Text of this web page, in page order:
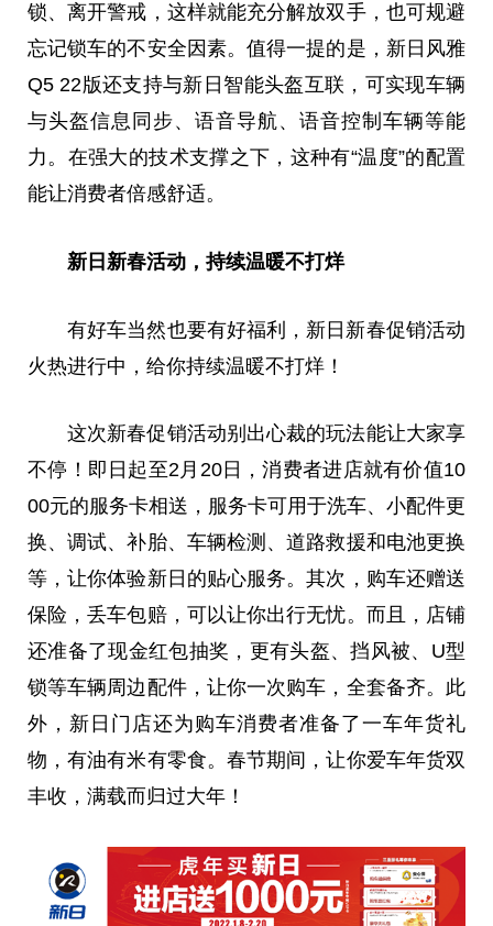
锁、离开警戒，这样就能充分解放双手，也可规避
忘记锁车的不安全因素。值得一提的是，新日风雅
Q5 22版还支持与新日智能头盔互联，可实现车辆
与头盔信息同步、语音导航、语音控制车辆等能
力。在强大的技术支撑之下，这种有“温度”的配置
能让消费者倍感舒适。
新日新春活动，持续温暖不打烊
有好车当然也要有好福利，新日新春促销活动
火热进行中，给你持续温暖不打烊！
这次新春促销活动别出心裁的玩法能让大家享
不停！即日起至2月20日，消费者进店就有价值10
00元的服务卡相送，服务卡可用于洗车、小配件更
换、调试、补胎、车辆检测、道路救援和电池更换
等，让你体验新日的贴心服务。其次，购车还赠送
保险，丢车包赔，可以让你出行无忧。而且，店铺
还准备了现金红包抽奖，更有头盔、挡风被、U型
锁等车辆周边配件，让你一次购车，全套备齐。此
外，新日门店还为购车消费者准备了一车年货礼
物，有油有米有零食。春节期间，让你爱车年货双
丰收，满载而归过大年！